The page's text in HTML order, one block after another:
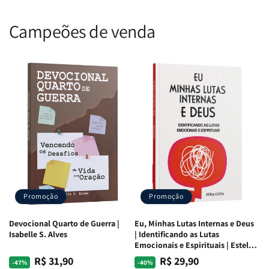
Campeões de venda
Promoção
Devocional Quarto de Guerra |
Isabelle S. Alves
-47%
Preço
PreçoR$ 31,90
Promoção
Eu, Minhas Lutas Internas e Deus
| Identificando as Lutas
Emocionais e Espirituais | Estela
Costa
-40%
Preço
PreçoR$ 29,90